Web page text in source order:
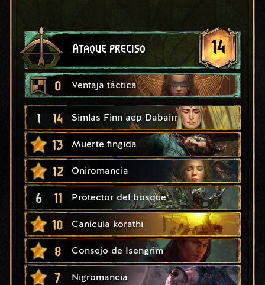
Ataque preciso 14
0 Ventaja táctica
1 14 Simlas Finn aep Dabairr
13 Muerte fingida
12 Oniromancia
6 11 Protector del bosque
10 Canícula korathi
8 Consejo de Isengrim
7 Nigromancia